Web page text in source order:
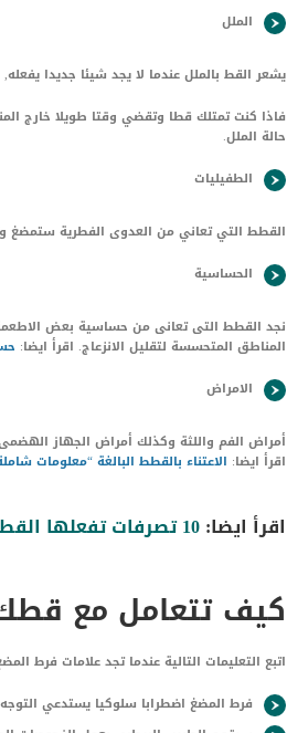
الملل
يشعر القط بالملل عندما لا يجد شيئا جديدا
فاذا كنت تمتلك قطا وتقضي وقتا طويلا خارج
حالة الملل.
الطفيليات
القطط التي تعاني من العدوى الفطرية ستمضغ
الحساسية
نجد القطط التى تعانى من حساسية بعض
المناطق المتحسسة لتقليل الانزعاج. اقرأ ايضا:
الامراض
أمراض الفم واللثة وكذلك أمراض الجهاز
اقرأ ايضا: الاعتناء بالقطط البالغة “معلومات
اقرأ ايضا:10 تصرفات تفعلها القطط تدل على اصابتها بالامراض
كيف تتعامل مع
اتبع التعليمات التالية عندما تجد علامات فرط
فرط المضغ اضطرابا سلوكيا يستدعي